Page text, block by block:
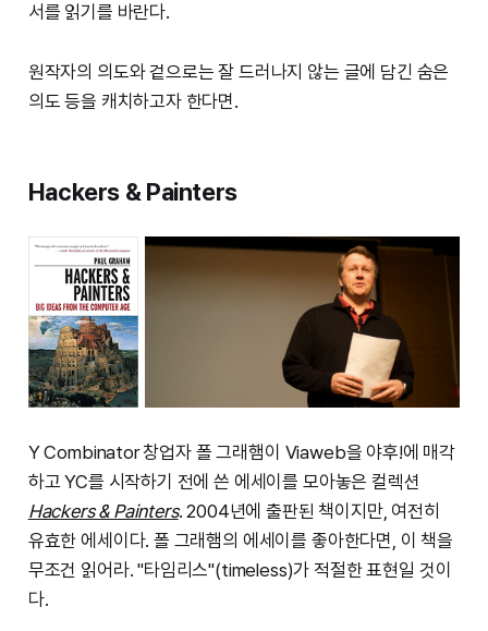
서를 읽기를 바란다.
원작자의 의도와 겉으로는 잘 드러나지 않는 글에 담긴 숨은
의도 등을 캐치하고자 한다면.
Hackers & Painters
Y Combinator 창업자 폴 그래햄이 Viaweb을 야후!에 매각
하고 YC를 시작하기 전에 쓴 에세이를 모아놓은 컬렉션
Hackers & Painters. 2004년에 출판된 책이지만, 여전히
유효한 에세이다. 폴 그래햄의 에세이를 좋아한다면, 이 책을
무조건 읽어라. "타임리스"(timeless)가 적절한 표현일 것이
다.